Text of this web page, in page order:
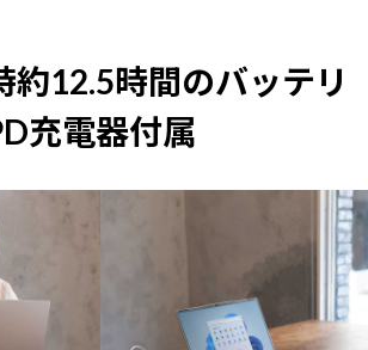
約12.5時間のバッテリ
充電器付属